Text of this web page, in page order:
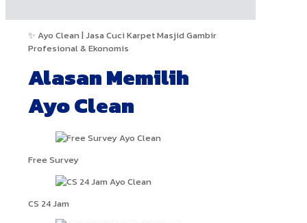
✨ Ayo Clean | Jasa Cuci Karpet Masjid Gambir
Profesional & Ekonomis
Alasan Memilih
Ayo Clean
Free Survey
CS 24 Jam